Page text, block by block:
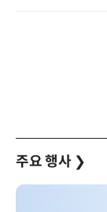
주요 행사 ❯